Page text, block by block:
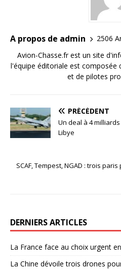
A propos de admin
2506
Avion-Chasse.fr est un site
l'équipe éditoriale est composée
et de pilotes
PRÉCÉDENT
Un deal à 4
Libye
SCAF, Tempest, NGAD : trois
DERNIERS ARTICLES
La France face au choix urgent
La Chine dévoile trois drones